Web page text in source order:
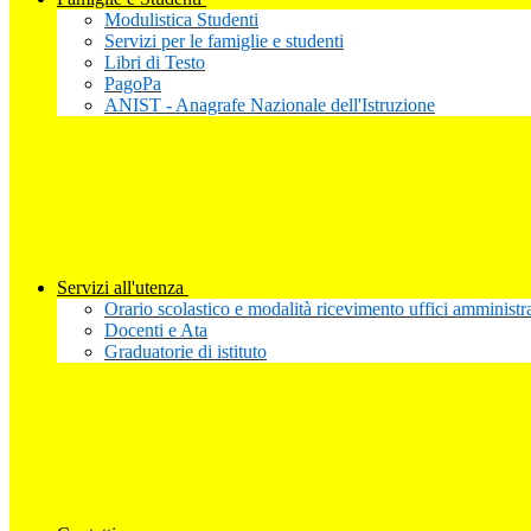
Modulistica Studenti
Servizi per le famiglie e studenti
Libri di Testo
PagoPa
ANIST - Anagrafe Nazionale dell'Istruzione
Servizi all'utenza
Orario scolastico e modalità ricevimento uffici
Docenti e Ata
Graduatorie di istituto